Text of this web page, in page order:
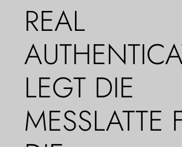
REAL
LEGT DIE
MESSLATTE